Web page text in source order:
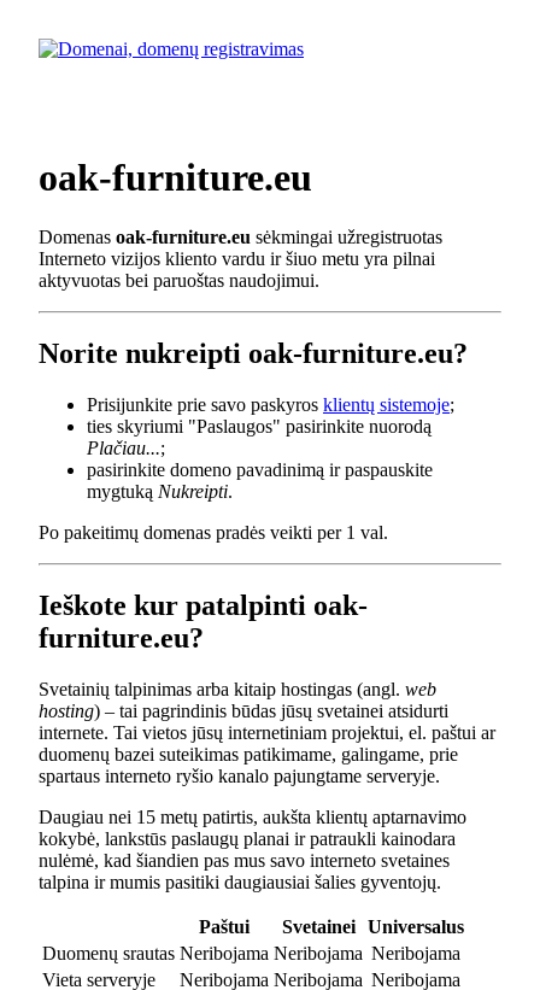
oak-furniture.eu
Domenas oak-furniture.eu sėkmingai užregistruotas
Interneto vizijos kliento vardu ir šiuo metu yra pilnai
aktyvuotas bei paruoštas naudojimui.
Norite nukreipti oak-furniture.eu?
Prisijunkite prie savo paskyros klientų sistemoje;
ties skyriumi "Paslaugos" pasirinkite nuorodą
Plačiau...;
pasirinkite domeno pavadinimą ir paspauskite
mygtuką Nukreipti.
Po pakeitimų domenas pradės veikti per 1 val.
Ieškote kur patalpinti oak-
furniture.eu?
Svetainių talpinimas arba kitaip hostingas (angl. web
hosting) – tai pagrindinis būdas jūsų svetainei atsidurti
internete. Tai vietos jūsų internetiniam projektui, el. paštui ar
duomenų bazei suteikimas patikimame, galingame, prie
spartaus interneto ryšio kanalo pajungtame serveryje.
Daugiau nei 15 metų patirtis, aukšta klientų aptarnavimo
kokybė, lankstūs paslaugų planai ir patraukli kainodara
nulėmė, kad šiandien pas mus savo interneto svetaines
talpina ir mumis pasitiki daugiausiai šalies gyventojų.
Paštui Svetainei
Universalus
Duomenų srautas Neribojama Neribojama Neribojama
Vieta serveryje
Neribojama Neribojama Neribojama